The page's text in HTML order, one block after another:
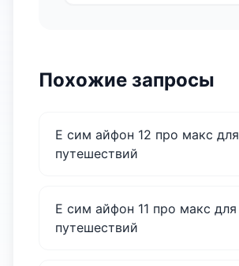
Похожие запросы
Е сим айфон 12 про макс для
путешествий
Е сим айфон 11 про макс для
путешествий